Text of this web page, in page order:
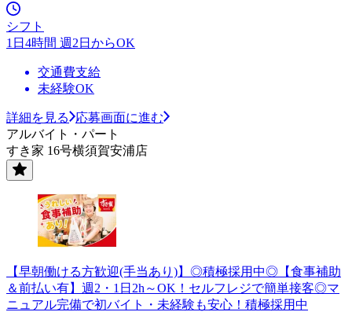
シフト
1日4時間 週2日からOK
交通費支給
未経験OK
詳細を見る
応募画面に進む
アルバイト・パート
すき家 16号横須賀安浦店
【早朝働ける方歓迎(手当あり)】◎積極採用中◎【食事補助
＆前払い有】週2・1日2h～OK！セルフレジで簡単接客◎マ
ニュアル完備で初バイト・未経験も安心！積極採用中